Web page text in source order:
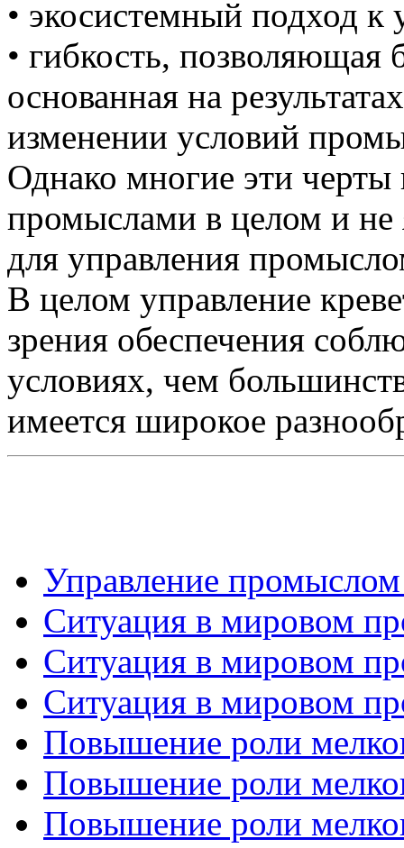
• экосистемный подход к
• гибкость, позволяющая
основанная на
изменении условий
Однако многие эти
промыслами в целом и не
для управления
В целом управление
зрения обеспечения
условиях, чем
имеется широкое
Управление промыслом
Ситуация в мировом
Ситуация в мировом
Ситуация в мировом
Повышение роли
Повышение роли
Повышение роли